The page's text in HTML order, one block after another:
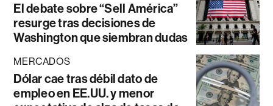
El debate sobre “Sell América”
resurge tras decisiones de
Washington que siembran dudas
MERCADOS
Dólar cae tras débil dato de
empleo en EE.UU. y menor